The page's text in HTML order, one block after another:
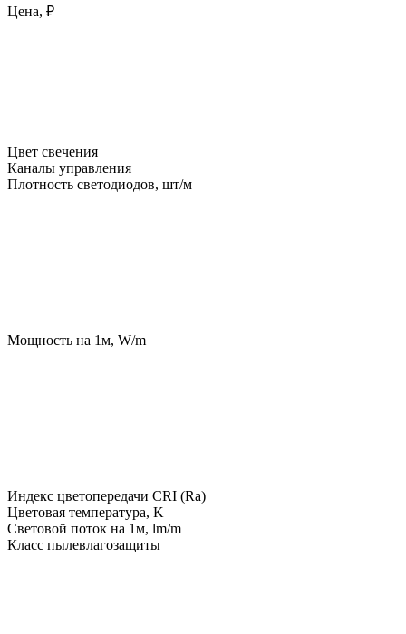
Цена, ₽
Цвет свечения
Каналы управления
Плотность светодиодов, шт/м
Мощность на 1м, W/m
Индекс цветопередачи CRI (Ra)
Цветовая температура, K
Световой поток на 1м, lm/m
Класс пылевлагозащиты